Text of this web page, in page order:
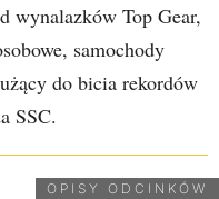
wynalazków Top Gear,
samochody
do bicia rekordów
SSC.
OPISY ODCINKÓW